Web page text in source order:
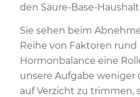
den Säure-Base-
Sie sehen beim
Reihe von Faktoren rund
Hormonbalance eine
unsere Aufgabe weniger
auf Verzicht zu trimmen,